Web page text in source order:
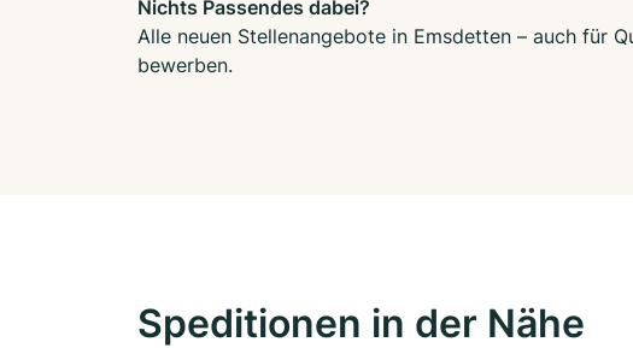
Nichts Passendes dabei?
Alle neuen Stellenangebote in Emsdetten – auch für
bewerben.
Speditionen in der Nähe